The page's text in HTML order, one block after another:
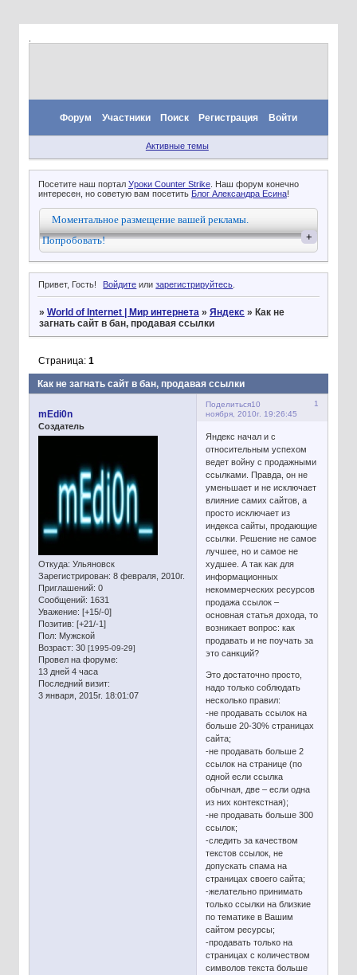
Форум Участники Поиск Регистрация Войти
Активные темы
Посетите наш портал Уроки Counter Strike. Наш форум конечно
интересен, но советую вам посетить Блог Александра Есина!
Моментальное размещение вашей рекламы.
Попробовать!
+
Привет, Гость! Войдите илизарегистрируйтесь.
» World of Internet | Мир интернета » Яндекс » Как не
загнать сайт в бан, продавая ссылки
Как не загнать сайт в бан, продавая ссылки
Страница: 1
Поделиться 1
10
ноября, 2010г. 19:26:45
mEdi0n
Создатель
Откуда: Ульяновск
Зарегистрирован: 8 февраля, 2010г.
Приглашений: 0
Сообщений: 1631
Уважение: [+15/-0]
Позитив: [+21/-1]
Пол: Мужской
Возраст: 30 [1995-09-29]
Провел на форуме:
13 дней 4 часа
Последний визит:
3 января, 2015г. 18:01:07
Яндекс начал и с
относительным успехом
ведет войну с продажными
ссылками. Правда, он не
уменьшает и не исключает
влияние самих сайтов, а
просто исключает из
индекса сайты, продающие
ссылки. Решение не самое
лучшее, но и самое не
худшее. А так как для
информационных
некоммерческих ресурсов
продажа ссылок –
основная статья дохода, то
возникает вопрос: как
продавать и не поучать за
это санкций?
Это достаточно просто,
надо только соблюдать
несколько правил:
-не продавать ссылок на
больше 20-30% страницах
сайта;
-не продавать больше 2
ссылок на странице (по
одной если ссылка
обычная, две – если одна
из них контекстная);
-не продавать больше 300
ссылок;
-следить за качеством
текстов ссылок, не
допускать спама на
страницах своего сайта;
-желательно принимать
только ссылки на близкие
по тематике в Вашим
сайтом ресурсы;
-продавать только на
страницах с количеством
символов текста больше